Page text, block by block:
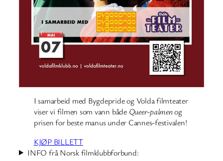
I samarbeid med Bygdepride og Volda filmteater
viser vi filmen som vann både Queer-palmenog
prisen for beste manus under Cannes-festivalen!
KJØP BILLETT
INFO frå Norsk filmklubbforbund: